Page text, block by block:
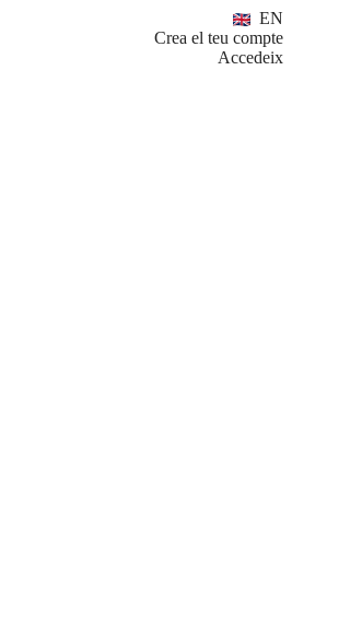
EN
Crea el teu compte
Accedeix